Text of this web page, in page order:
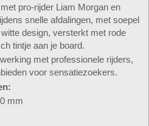
pro-rijder Liam Morgan en
snelle afdalingen, met soepel
design, versterkt met rode
tintje aan je board.
met professionele rijders,
voor sensatiezoekers.
mm